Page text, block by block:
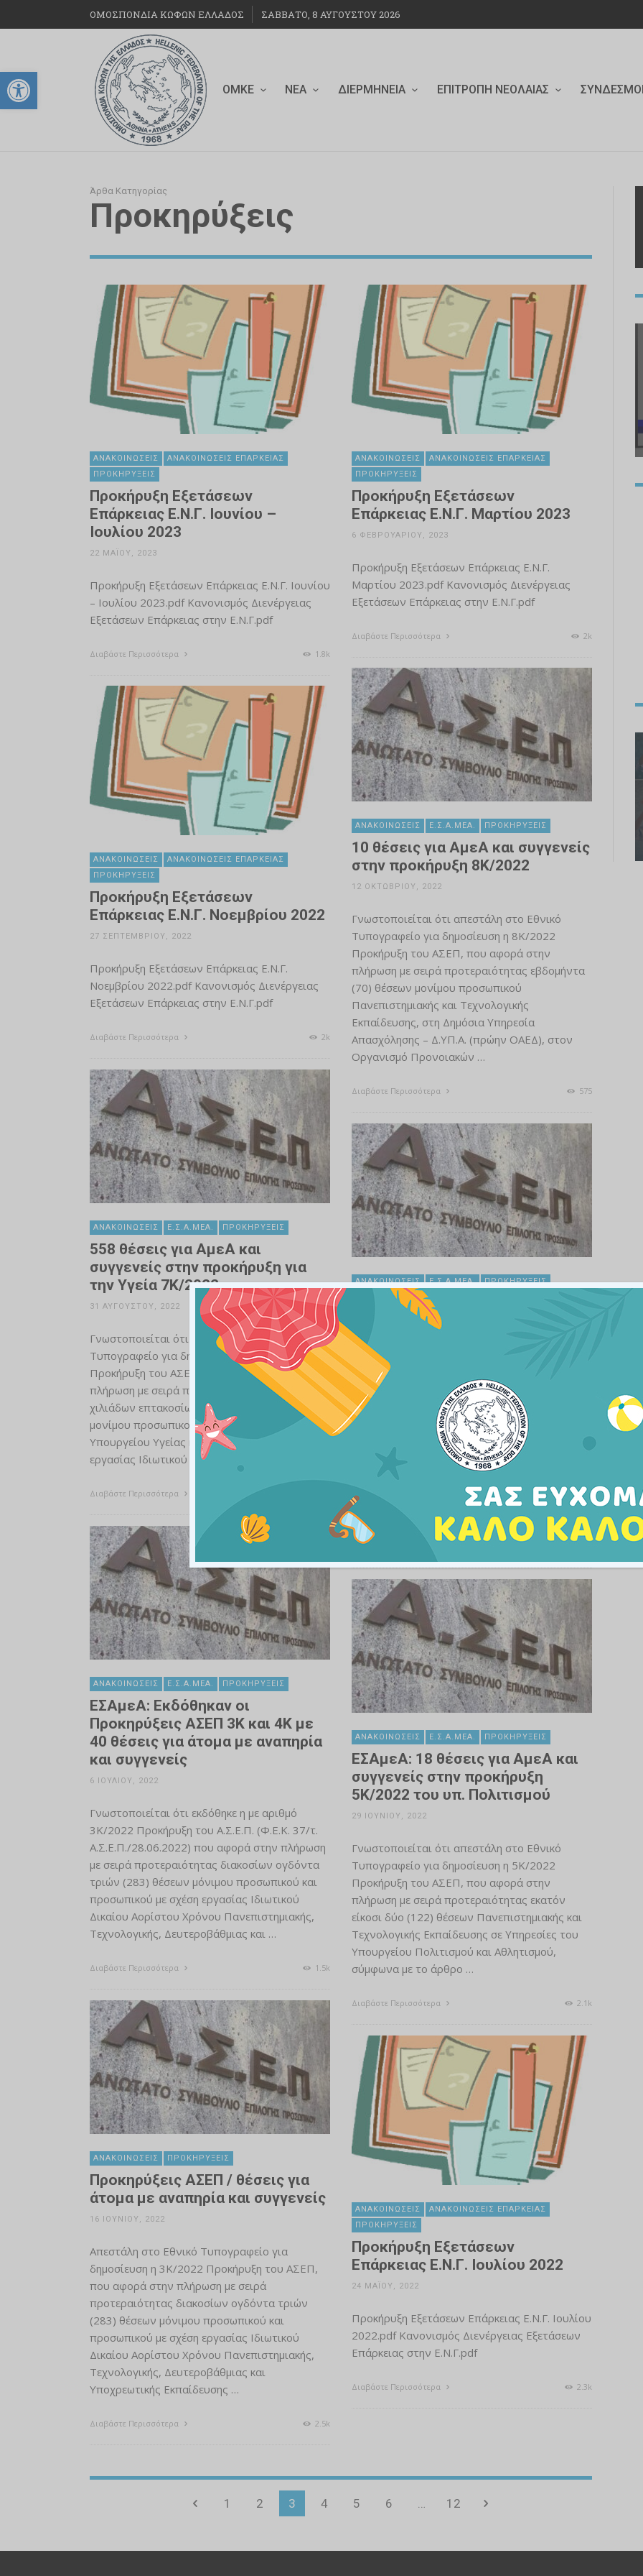
Ανοίξτε τη γραμμή εργαλείων
ΟΜΟΣΠΟΝΔΙΑ ΚΩΦΩΝ ΕΛΛΑΔΟΣ ΣΆΒΒΑΤΟ, 8 ΑΥΓΟΎΣΤΟΥ 2026
ΟΜΚΕ ΝΈΑ ΔΙΕΡΜΗΝΕΊΑ ΕΠΙΤΡΟΠΉ ΝΕΟΛΑΊΑΣ
Άρθα Κατηγορίας
Προκηρύξεις
ΑΝΑΚΟΙΝΏΣΕΙΣ
ΑΝΑΚΟΙΝΏΣΕΙΣ ΕΠΆΡΚΕΙΑΣ
ΠΡΟΚΗΡΎΞΕΙΣ
Προκήρυξη Εξετάσεων
Επάρκειας Ε.Ν.Γ. Ιουνίου –
Ιουλίου 2023
22 ΜΑΪ́ΟΥ, 2023
Προκήρυξη Εξετάσεων Επάρκειας Ε.Ν.Γ. Ιουνίου
– Ιουλίου 2023.pdf Κανονισμός Διενέργειας
Εξετάσεων Επάρκειας στην Ε.Ν.Γ.pdf
Διαβάστε Περισσότερα 1.8k
ΑΝΑΚΟΙΝΏΣΕΙΣ
ΑΝΑΚΟΙΝΏΣΕΙΣ ΕΠΆΡΚΕΙΑΣ
ΠΡΟΚΗΡΎΞΕΙΣ
Προκήρυξη Εξετάσεων
Επάρκειας Ε.Ν.Γ. Μαρτίου 2023
6 ΦΕΒΡΟΥΑΡΊΟΥ, 2023
Προκήρυξη Εξετάσεων Επάρκειας Ε.Ν.Γ.
Μαρτίου 2023.pdf Κανονισμός Διενέργειας
Εξετάσεων Επάρκειας στην Ε.Ν.Γ.pdf
Διαβάστε Περισσότερα 2k
ΑΝΑΚΟΙΝΏΣΕΙΣ Ε.Σ.Α.ΜΕΑ. ΠΡΟΚΗΡΎΞΕΙΣ
10 θέσεις για ΑμεΑ και συγγενείς
στην προκήρυξη 8Κ/2022
12 ΟΚΤΩΒΡΊΟΥ, 2022
Γνωστοποιείται ότι απεστάλη στο Εθνικό
Τυπογραφείο για δημοσίευση η 8K/2022
Προκήρυξη του ΑΣΕΠ, που αφορά στην
πλήρωση με σειρά προτεραιότητας εβδομήντα
(70) θέσεων μονίμου προσωπικού
Πανεπιστημιακής και Τεχνολογικής
Εκπαίδευσης, στη Δημόσια Υπηρεσία
Απασχόλησης – Δ.ΥΠ.Α. (πρώην ΟΑΕΔ), στον
Οργανισμό Προνοιακών …
Διαβάστε Περισσότερα 575
ΑΝΑΚΟΙΝΏΣΕΙΣ
ΑΝΑΚΟΙΝΏΣΕΙΣ ΕΠΆΡΚΕΙΑΣ
ΠΡΟΚΗΡΎΞΕΙΣ
Προκήρυξη Εξετάσεων
Επάρκειας Ε.Ν.Γ. Νοεμβρίου 2022
27 ΣΕΠΤΕΜΒΡΊΟΥ, 2022
Προκήρυξη Εξετάσεων Επάρκειας Ε.Ν.Γ.
Νοεμβρίου 2022.pdf Κανονισμός Διενέργειας
Εξετάσεων Επάρκειας στην Ε.Ν.Γ.pdf
Διαβάστε Περισσότερα 2k
ΑΝΑΚΟΙΝΏΣΕΙΣ Ε.Σ.Α.ΜΕΑ. ΠΡΟΚΗΡΎΞΕΙΣ
558 θέσεις για ΑμεΑ και
συγγενείς στην προκήρυξη για
την Υγεία 7Κ/2022
31 ΑΥΓΟΎΣΤΟΥ, 2022
Γνωστοποιείται ότι απεστάλη στο Εθνικό
Τυπογραφείο για δημοσίευση η 7K/2022
Προκήρυξη του ΑΣΕΠ, που αφορά στην
πλήρωση με σειρά προτεραιότητας τριών
χιλιάδων επτακοσίων είκοσι (3.720) θέσεων
μονίμου προσωπικού σε φορείς του
Υπουργείου Υγείας και προσωπικού με σχέση
εργασίας Ιδιωτικού Δικαίου …
Διαβάστε Περισσότερα
ΑΝΑΚΟΙΝΏΣΕΙΣ Ε.Σ.Α.ΜΕΑ. ΠΡΟΚΗΡΎΞΕΙΣ
9 θέσεις για ΑμεΑ και συγγενείς
στην προκήρυξη 6Κ/2022
31 ΑΥΓΟΎΣΤΟΥ, 2022
Γνωστοποιείται ότι εκδόθηκε η με αριθμό
6Κ/2022 Προκήρυξη του Α.Σ.Ε.Π. (Φ.Ε.Κ.
57/11.08.2022/τ. Α.Σ.Ε.Π.) που αφορά στην
πλήρωση με σειρά προτεραιότητας εξήντα έξι
(66) θέσεων μονίμου προσωπικού και
προσωπικού με σχέση εργασίας Ιδιωτικού
Δικαίου Αορίστου Χρόνου Πανεπιστημιακής,
Τεχνολογικής και Δευτεροβάθμιας Εκπαίδευσης
…
Διαβάστε Περισσότερα
ΑΝΑΚΟΙΝΏΣΕΙΣ Ε.Σ.Α.ΜΕΑ. ΠΡΟΚΗΡΎΞΕΙΣ
ΕΣΑμεΑ: Εκδόθηκαν οι
Προκηρύξεις ΑΣΕΠ 3Κ και 4Κ με
40 θέσεις για άτομα με αναπηρία
και συγγενείς
6 ΙΟΥΛΊΟΥ, 2022
Γνωστοποιείται ότι εκδόθηκε η με αριθμό
3Κ/2022 Προκήρυξη του Α.Σ.Ε.Π. (Φ.Ε.Κ. 37/τ.
Α.Σ.Ε.Π./28.06.2022) που αφορά στην πλήρωση
με σειρά προτεραιότητας διακοσίων ογδόντα
τριών (283) θέσεων μόνιμου προσωπικού και
προσωπικού με σχέση εργασίας Ιδιωτικού
Δικαίου Αορίστου Χρόνου Πανεπιστημιακής,
Τεχνολογικής, Δευτεροβάθμιας και …
Διαβάστε Περισσότερα 1.5k
ΑΝΑΚΟΙΝΏΣΕΙΣ Ε.Σ.Α.ΜΕΑ. ΠΡΟΚΗΡΎΞΕΙΣ
ΕΣΑμεΑ: 18 θέσεις για ΑμεΑ και
συγγενείς στην προκήρυξη
5Κ/2022 του υπ. Πολιτισμού
29 ΙΟΥΝΊΟΥ, 2022
Γνωστοποιείται ότι απεστάλη στο Εθνικό
Τυπογραφείο για δημοσίευση η 5Κ/2022
Προκήρυξη του ΑΣΕΠ, που αφορά στην
πλήρωση με σειρά προτεραιότητας εκατόν
είκοσι δύο (122) θέσεων Πανεπιστημιακής και
Τεχνολογικής Εκπαίδευσης σε Υπηρεσίες του
Υπουργείου Πολιτισμού και Αθλητισμού,
σύμφωνα με το άρθρο …
Διαβάστε Περισσότερα 2.1k
ΑΝΑΚΟΙΝΏΣΕΙΣ ΠΡΟΚΗΡΎΞΕΙΣ
Προκηρύξεις ΑΣΕΠ / θέσεις για
άτομα με αναπηρία και συγγενείς
16 ΙΟΥΝΊΟΥ, 2022
Απεστάλη στο Εθνικό Τυπογραφείο για
δημοσίευση η 3K/2022 Προκήρυξη του ΑΣΕΠ,
που αφορά στην πλήρωση με σειρά
προτεραιότητας διακοσίων ογδόντα τριών
(283) θέσεων μόνιμου προσωπικού και
προσωπικού με σχέση εργασίας Ιδιωτικού
Δικαίου Αορίστου Χρόνου Πανεπιστημιακής,
Τεχνολογικής, Δευτεροβάθμιας και
Υποχρεωτικής Εκπαίδευσης …
Διαβάστε Περισσότερα 2.5k
ΑΝΑΚΟΙΝΏΣΕΙΣ
ΑΝΑΚΟΙΝΏΣΕΙΣ ΕΠΆΡΚΕΙΑΣ
ΠΡΟΚΗΡΎΞΕΙΣ
Προκήρυξη Εξετάσεων
Επάρκειας Ε.Ν.Γ. Ιουλίου 2022
24 ΜΑΪ́ΟΥ, 2022
Προκήρυξη Εξετάσεων Επάρκειας Ε.Ν.Γ. Ιουλίου
2022.pdf Κανονισμός Διενέργειας Εξετάσεων
Επάρκειας στην Ε.Ν.Γ.pdf
Διαβάστε Περισσότερα 2.3k
1 2 3 4 5 6 … 12